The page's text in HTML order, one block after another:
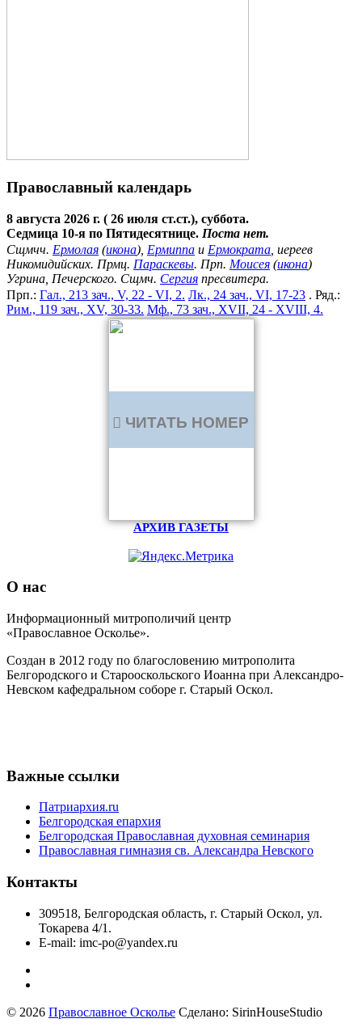
Православный календарь
8 августа 2026 г. ( 26 июля ст.ст.), суббота.
Седмица 10-я по Пятидесятнице. Поста нет.
Сщмчч. Ермолая (икона), Ермиппа и Ермократа , иереев
Никомидийских. Прмц. Параскевы. Прп. Моисея (икона)
Угрина, Печерского. Сщмч. Сергия пресвитера.
Прп.: Гал., 213 зач., V, 22 - VI, 2. Лк., 24 зач., VI, 17-23 . Ряд.:
Рим., 119 зач., XV, 30-33. Мф., 73 зач., XVII, 24 - XVIII, 4.
ЧИТАТЬ НОМЕР
АРХИВ ГАЗЕТЫ
О нас
Информационный митрополичий центр
«Православное Осколье».
Создан в 2012 году по благословению митрополита
Белгородского и Старооскольского Иоанна при Александро-
Невском кафедральном соборе г. Старый Оскол.
Важные ссылки
Патриархия.ru
Белгородская епархия
Белгородская Православная духовная семинария
Православная гимназия св. Александра Невского
Контакты
309518, Белгородская область, г. Старый Оскол, ул.
Токарева 4/1.
E-mail: imc-po@yandex.ru
© 2026 Православное Осколье Сделано: SirinHouseStudio